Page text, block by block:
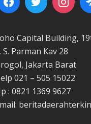
Capital Building,
S. Parman Kav 28
Jakarta Barat
021 – 505 15022
: 0821 1369 9627